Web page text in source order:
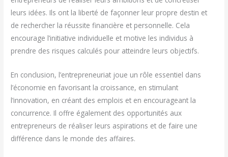
leurs idées. Ils ont la liberté de façonner leur propre destin et
de rechercher la réussite financière et personnelle. Cela
encourage l’initiative individuelle et motive les individus à
prendre des risques calculés pour atteindre leurs objectifs.
En conclusion, l’entrepreneuriat joue un rôle essentiel dans
l’économie en favorisant la croissance, en stimulant
l’innovation, en créant des emplois et en encourageant la
concurrence. Il offre également des opportunités aux
entrepreneurs de réaliser leurs aspirations et de faire une
différence dans le monde des affaires.